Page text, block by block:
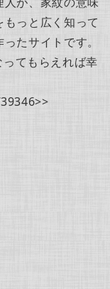
っと広く知って
たサイトです。
てもらえれば幸